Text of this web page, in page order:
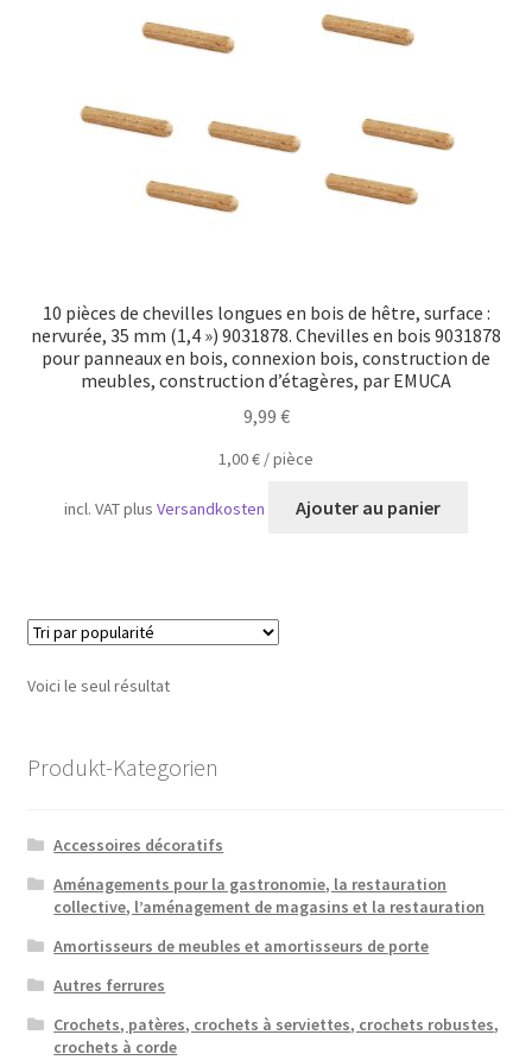
Transport maritime
10 pièces de chevilles longues en bois de hêtre, surface :
nervurée, 35 mm (1,4 ») 9031878. Chevilles en bois 9031878
pour panneaux en bois, connexion bois, construction de
meubles, construction d’étagères, par EMUCA
9,99 €
1,00€ /pièce
incl. VATplusVersandkosten Ajouter au panier
Voici le seul résultat
Produkt-Kategorien
Accessoires décoratifs
Aménagements pour la gastronomie, la restauration
collective, l’aménagement de magasins et la restauration
Amortisseurs de meubles et amortisseurs de porte
Autres ferrures
Crochets, patères, crochets à serviettes, crochets robustes,
crochets à corde